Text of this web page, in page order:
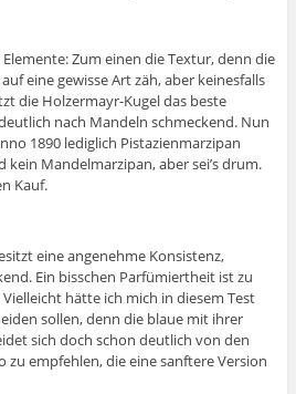
Zum einen die Textur, denn die
eine gewisse Art zäh, aber keinesfalls
die Holzermayr-Kugel das beste
nach Mandeln schmeckend. Nun
1890 lediglich Pistazienmarzipan
Mandelmarzipan, aber sei’s drum.
Kauf.
eine angenehme Konsistenz,
Ein bisschen Parfümiertheit ist zu
hätte ich mich in diesem Test
sollen, denn die blaue mit ihrer
sich doch schon deutlich von den
zu empfehlen, die eine sanftere Version